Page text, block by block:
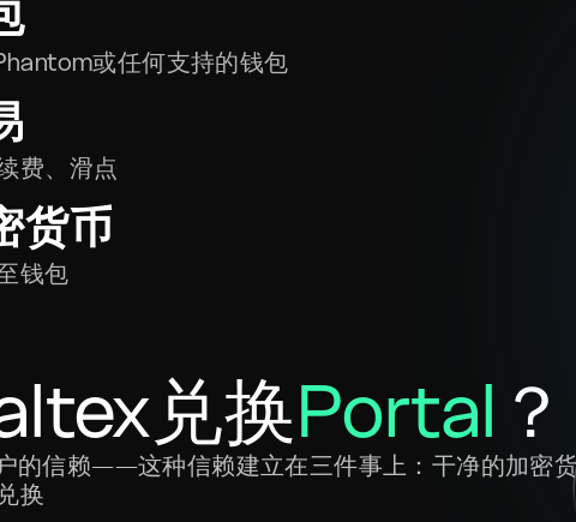
或任何支持的钱包
费、滑点
货币
钱包
兑换Portal ？
的信赖——这种信赖建立在三件事上：干净的加密
换